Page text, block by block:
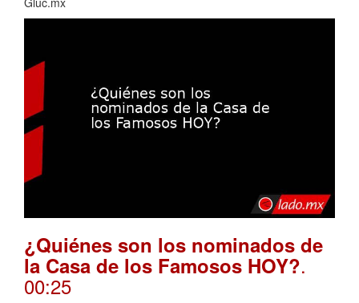
¿Quiénes son los nominados de
la Casa de los Famosos HOY?.
00:25